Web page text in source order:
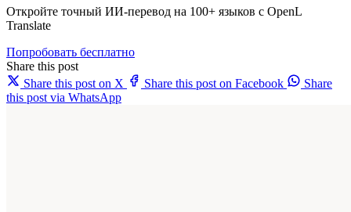
Откройте точный ИИ-перевод на 100+ языков с OpenL
Translate
Попробовать бесплатно
Share this post
Share this post on X
Share this post on Facebook
Share
this post via WhatsApp